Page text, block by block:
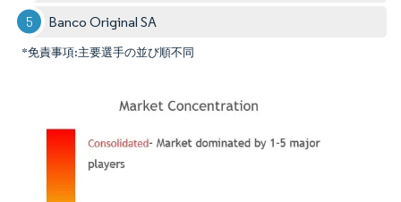
Banco Original SA
*免責事項:主要選手の並び順不同